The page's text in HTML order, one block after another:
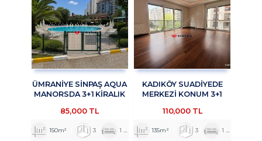
ÜMRANİYE SİNPAŞ AQUA
MANORSDA 3+1 KİRALIK
85,000 TL
150m² 3 1 2
KADIKÖY SUADİYEDE
MERKEZİ KONUM 3+1
TROYKADAN
110,000 TL
135m² 3 1